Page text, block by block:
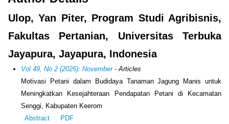
Ulop, Yan Piter, Program Studi Agribisnis,
Fakultas Pertanian, Universitas Terbuka
Jayapura, Jayapura, Indonesia
Vol 49, No 2 (2025): November- Articles
Motivasi Petani dalam Budidaya Tanaman Jagung Manis untuk
Meningkatkan Kesejahteraan Pendapatan Petani di Kecamatan
Senggi, Kabupaten Keerom
Abstract
PDF